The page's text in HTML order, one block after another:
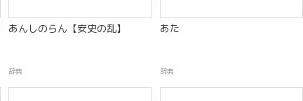
あんしのらん【安史の乱】
辞典
あた
辞典